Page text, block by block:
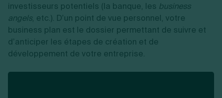
investisseurs potentiels (la banque, les business
angels, etc.). D’un point de vue personnel, votre
business plan est le dossier permettant de suivre et
d’anticiper les étapes de création et de
développement de votre entreprise.